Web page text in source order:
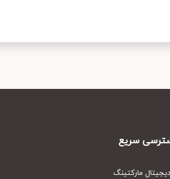
سریع
مارکتینگ